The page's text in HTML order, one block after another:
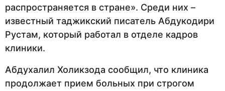
распространяется в стране». Среди них –
известный таджикский писатель Абдукодири
Рустам, который работал в отделе кадров
клиники.
Абдухалил Холикзода сообщил, что клиника
продолжает прием больных при строгом